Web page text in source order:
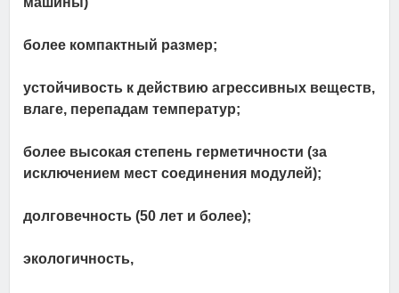
более компактный размер;
устойчивость к действию агрессивных веществ,
влаге, перепадам температур;
более высокая степень герметичности (за
исключением мест соединения модулей);
долговечность (50 лет и более);
экологичность,